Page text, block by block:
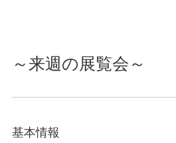
～来週の展覧会～
基本情報